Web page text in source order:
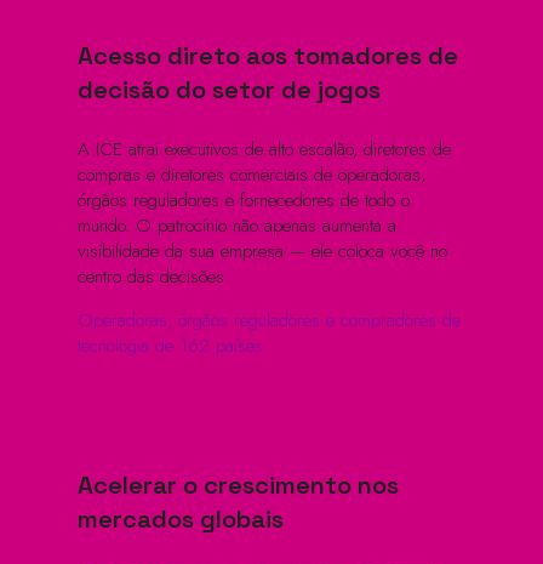
Acesso direto aos tomadores de
decisão do setor de jogos
A ICE atrai executivos de alto escalão, diretores de
compras e diretores comerciais de operadoras,
órgãos reguladores e fornecedores de todo o
mundo. O patrocínio não apenas aumenta a
visibilidade da sua empresa — ele coloca você no
centro das decisões.
Operadoras, órgãos reguladores e compradores de
tecnologia de 162 países
Acelerar o crescimento nos
mercados globais